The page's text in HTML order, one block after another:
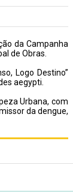
da Campanha
de Obras.
Logo Destino”
aegypti.
Urbana, com
da dengue,